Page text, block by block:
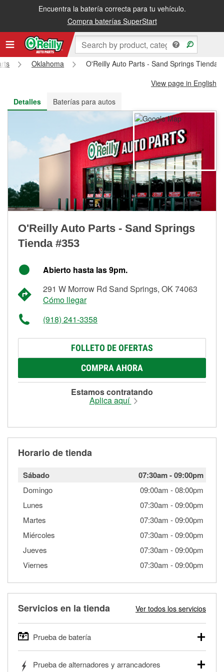
Encuentra la batería correcta para tu vehículo.
Compra baterías SuperStart
Recibe tu orden gratis al día siguiente o recógela en la tienda
Oklahoma
O'Reilly Auto Parts - Sand Springs Tienda
View page in English
Detalles
Baterías para autos
O'Reilly Auto Parts - Sand Springs
Tienda #353
Abierto hasta las 9pm.
291 W Morrow Rd Sand Springs, OK 74063
Cómo llegar
(918) 241-3358
FOLLETO DE OFERTAS
COMPRA AHORA
Estamos contratando
Aplica aquí
Horario de tienda
Sábado 07:30am-09:00pm
Domingo 09:00am -08:00pm
Lunes
07:30am -09:00pm
Martes
07:30am -09:00pm
Miércoles
07:30am -09:00pm
Jueves
07:30am -09:00pm
Viernes
07:30am -09:00pm
Servicios en la tienda Ver todos los servicios
Prueba de batería
autos, camionetas, SUVs, vehículos comerciales y
Prueba de alternadores y arrancadores